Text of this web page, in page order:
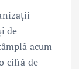
de
acum
cifră de